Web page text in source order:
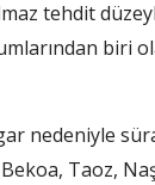
tehdit
biri
nedeniyle
Taoz,